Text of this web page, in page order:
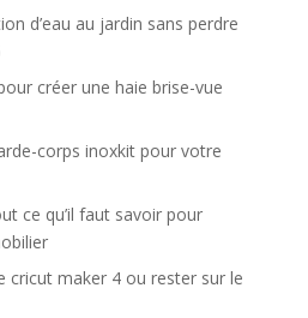
d’eau au jardin sans perdre
créer une haie brise-vue
corps inoxkit pour votre
ce qu’il faut savoir pour
cricut maker 4 ou rester sur le